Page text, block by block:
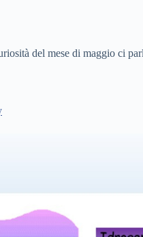
del mese di maggio ci